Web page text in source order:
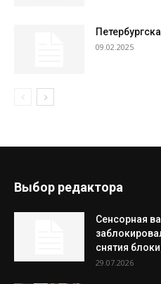
09.02.2025
Выбор редактора
Сенсорная
снятия
29.07.2026